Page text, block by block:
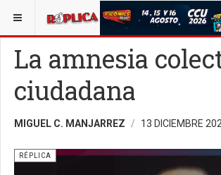
ESTÁ AQUÍ: OPINIÓN RÉPLICA
La amnesia
ciudadana
MIGUEL C. MANJARREZ 13 DICIEMBRE
RÉPLICA